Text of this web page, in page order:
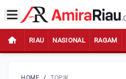
RIAU NASIONAL RAGAM